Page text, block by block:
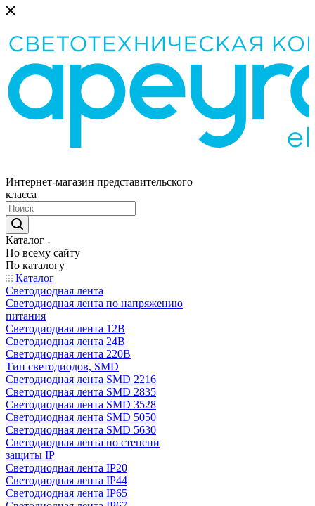
Интернет-магазин представительского
класса
Каталог
По всему сайту
По каталогу
Каталог
Светодиодная лента
Светодиодная лента по напряжению
питания
Светодиодная лента 12В
Светодиодная лента 24В
Светодиодная лента 220В
Тип светодиодов, SMD
Cветодиодная лента SMD 2216
Светодиодная лента SMD 2835
Светодиодная лента SMD 3528
Светодиодная лента SMD 5050
Светодиодная лента SMD 5630
Светодиодная лента по степени
защиты IP
Светодиодная лента IP20
Светодиодная лента IP44
Светодиодная лента IP65